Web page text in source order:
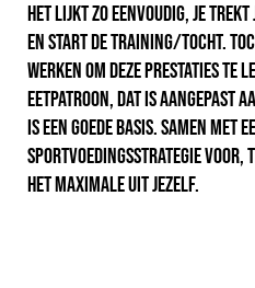
Het lijkt zo eenvoudig, je
en start de training/tocht.
werken om deze prestaties te
eetpatroon, dat is aangepast
is een goede basis. Samen met
sportvoedingsstrategie VOOR,
het maximale uit jezelf.